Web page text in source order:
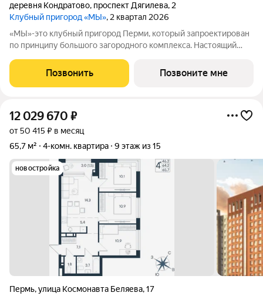
деревня Кондратово, проспект Дягилева, 2
Клубный пригород «МЫ», 2 квартал 2026
«МЫ»-это клубный пригород Перми, который запроектирован
по принципу большого загородного комплекса. Настоящий
у озера. На территории помимо парков и велодорожек будут
объекты социальной
Позвонить Позвоните мне
12 029 670 ₽
от 50 415 ₽ в месяц
65,7 м²
4-комн. квартира 9 этаж из 15
новостройка
Пермь,улица Космонавта Беляева,17